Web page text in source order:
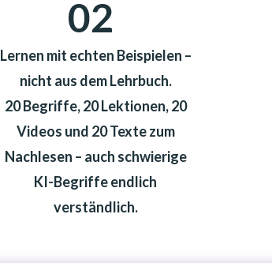
Lernen mit echten Beispielen –
nicht aus dem Lehrbuch.
20 Begriffe, 20 Lektionen, 20
Videos und 20 Texte zum
Nachlesen – auch schwierige
KI-Begriffe endlich
verständlich.
02